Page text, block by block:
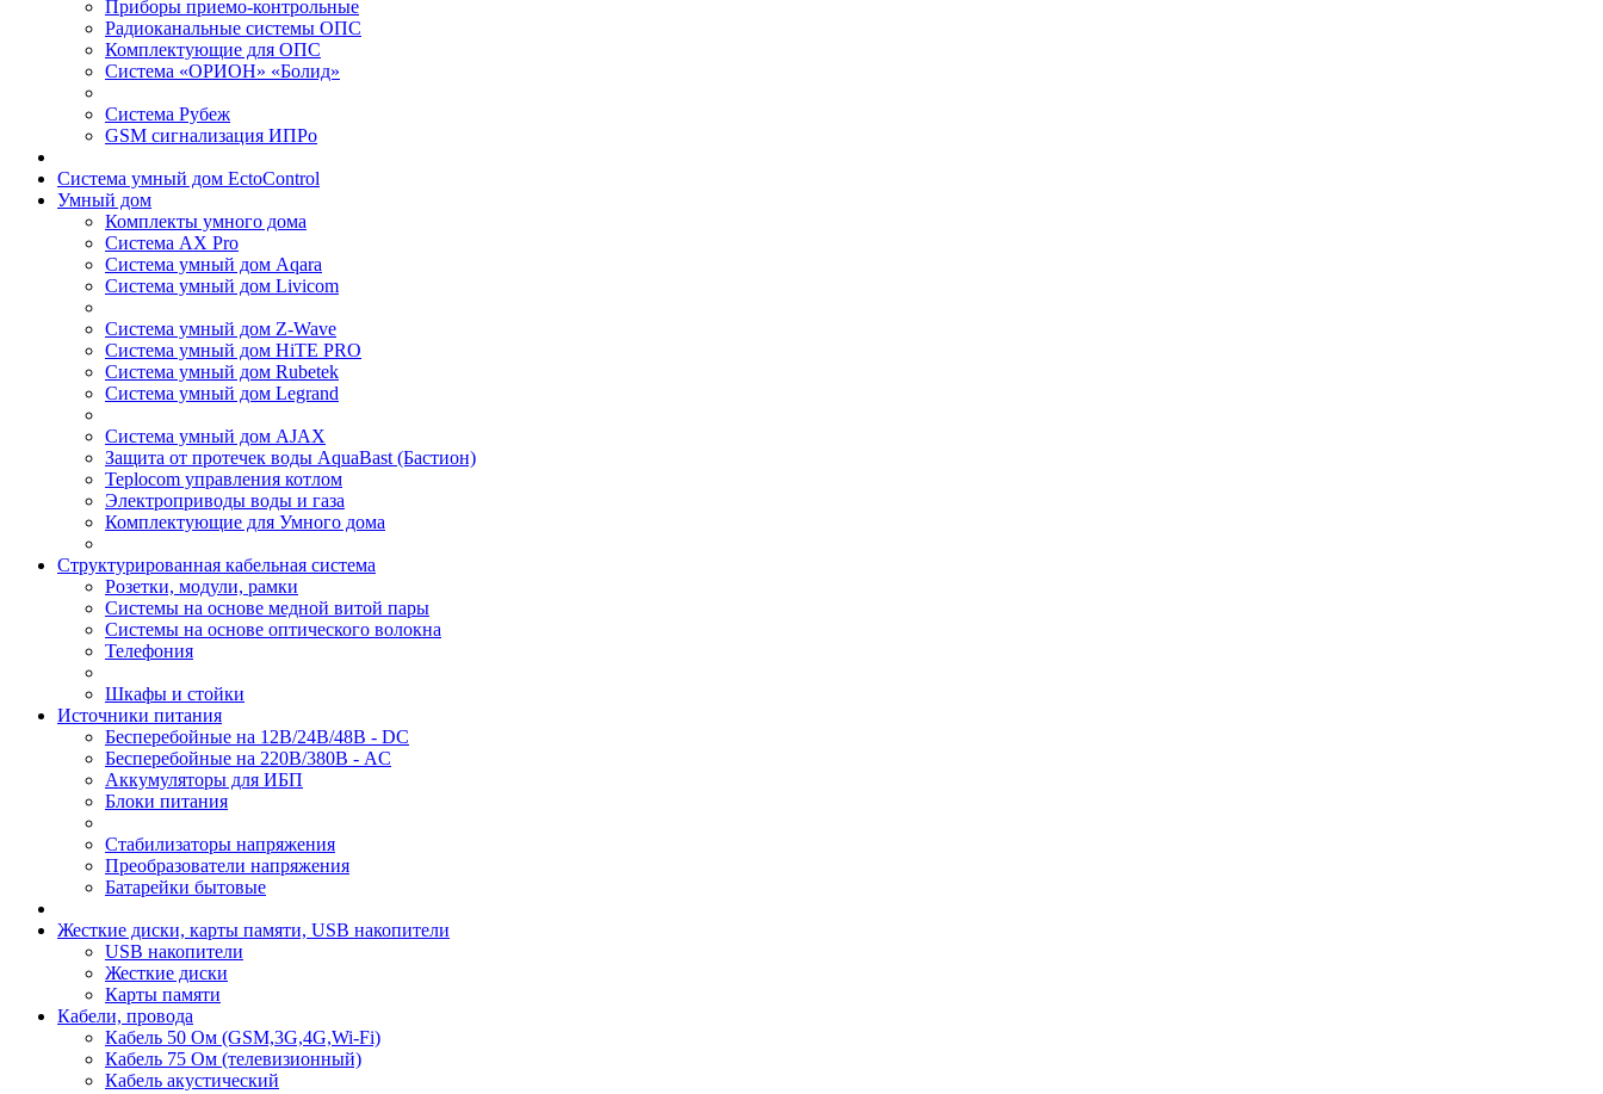
Приборы приемо-контрольные
Радиоканальные системы ОПС
Комплектующие для ОПС
Система «ОРИОН» «Болид»
Система Рубеж
GSM сигнализация ИПРо
Система умный дом EctoControl
Умный дом
Комплекты умного дома
Система AX Pro
Система умный дом Aqara
Система умный дом Livicom
Система умный дом Z-Wave
Система умный дом HiTE PRO
Система умный дом Rubetek
Система умный дом Legrand
Система умный дом AJAX
Защита от протечек воды AquaBast (Бастион)
Teplocom управления котлом
Электроприводы воды и газа
Комплектующие для Умного дома
Структурированная кабельная система
Розетки, модули, рамки
Системы на основе медной витой пары
Системы на основе оптического волокна
Телефония
Шкафы и стойки
Источники питания
Бесперебойные на 12В/24В/48В - DC
Бесперебойные на 220В/380В - AC
Аккумуляторы для ИБП
Блоки питания
Стабилизаторы напряжения
Преобразователи напряжения
Батарейки бытовые
Жесткие диски, карты памяти, USB накопители
USB накопители
Жесткие диски
Карты памяти
Кабели, провода
Кабель 50 Ом (GSM,3G,4G,Wi-Fi)
Кабель 75 Ом (телевизионный)
Кабель акустический